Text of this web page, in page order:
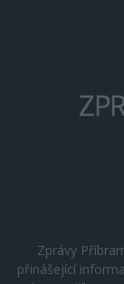
Zprávy
přinášející